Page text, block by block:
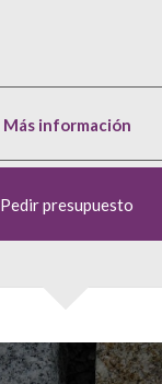
Más información
Pedir presupuesto